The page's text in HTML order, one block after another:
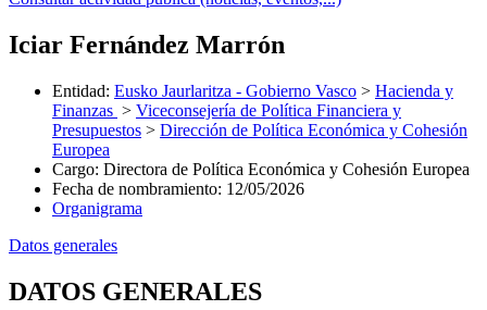
Iciar Fernández Marrón
Entidad: Eusko Jaurlaritza - Gobierno Vasco > Hacienda y
Finanzas > Viceconsejería de Política Financiera y
Presupuestos > Dirección de Política Económica y Cohesión
Europea
Cargo: Directora de Política Económica y Cohesión Europea
Fecha de nombramiento: 12/05/2026
Organigrama
Datos generales
DATOS GENERALES